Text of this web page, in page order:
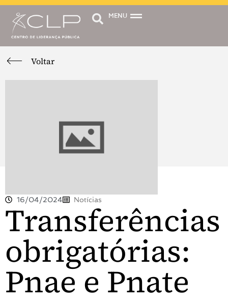
MENU
Voltar
16/04/2024 Notícias
Transferências
obrigatórias:
Pnae e Pnate